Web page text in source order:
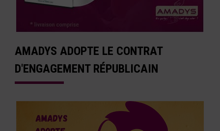
AMADYS ADOPTE LE CONTRAT
D'ENGAGEMENT RÉPUBLICAIN